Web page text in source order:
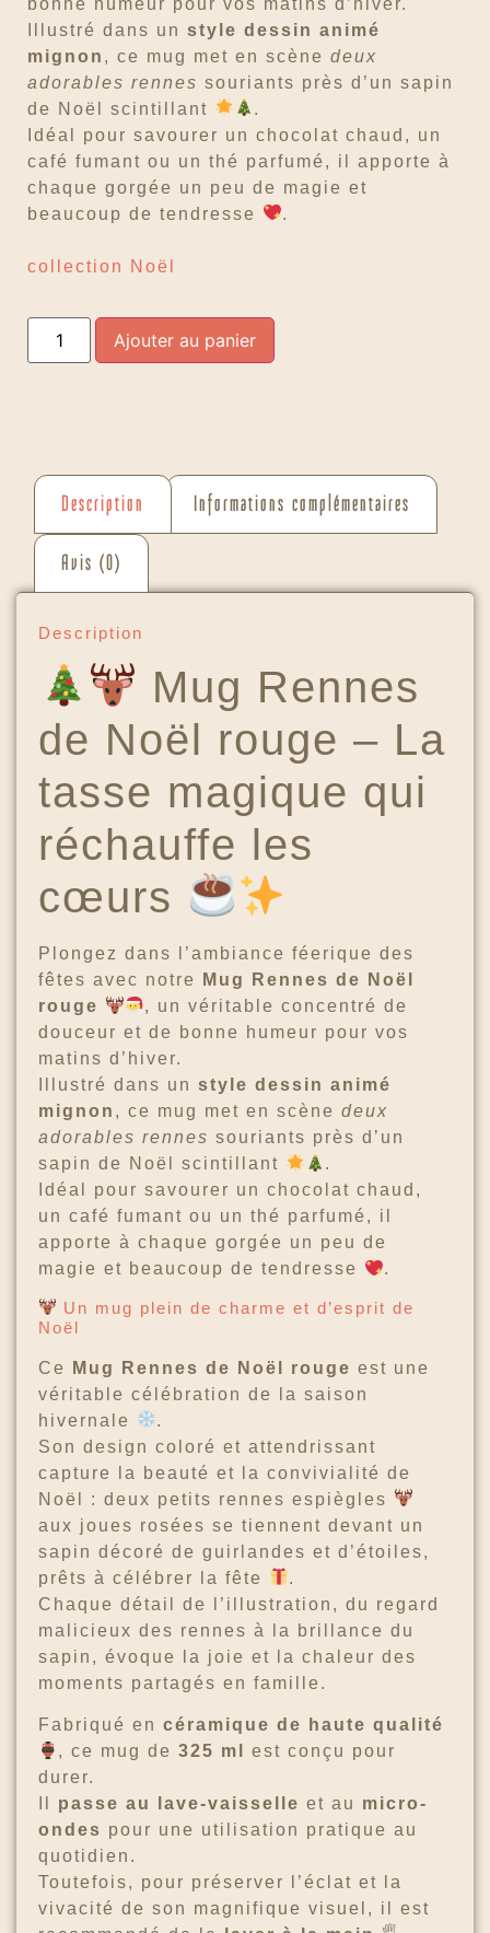
Illustré dans un style dessin animé
mignon , ce mug met en scène deux
adorables rennes souriants près d’un sapin
de Noël scintillant
.
Idéal pour savourer un chocolat chaud, un
café fumant ou un thé parfumé, il apporte à
chaque gorgée un peu de magie et
beaucoup de tendresse
.
collection Noël
Ajouter au panier
Description Informations complémentaires
Avis (0)
Description
Mug Rennes
de Noël rouge – La
tasse magique qui
réchauffe les
cœurs
Plongez dans l’ambiance féerique des
fêtes avec notre
Mug Rennes de Noël
rouge
, un véritable concentré de
douceur et de bonne humeur pour vos
matins d’hiver.
Illustré dans un style dessin animé
mignon , ce mug met en scène deux
adorables rennes souriants près d’un
sapin de Noël scintillant
.
Idéal pour savourer un chocolat chaud,
un café fumant ou un thé parfumé, il
apporte à chaque gorgée un peu de
magie et beaucoup de tendresse
.
Un mug plein de charme et d’esprit de
Noël
Ce Mug Rennes de Noël rouge est une
véritable célébration de la saison
hivernale
.
Son design coloré et attendrissant
capture la beauté et la convivialité de
Noël : deux petits rennes espiègles
aux joues rosées se tiennent devant un
sapin décoré de guirlandes et d’étoiles,
prêts à célébrer la fête
.
Chaque détail de l’illustration, du regard
malicieux des rennes à la brillance du
sapin, évoque la joie et la chaleur des
moments partagés en famille.
Fabriqué en céramique de haute qualité
, ce mug de325 ml
est conçu pour
durer.
passe au lave-vaisselle et au micro-
ondes pour une utilisation pratique au
quotidien.
Toutefois, pour préserver l’éclat et la
vivacité de son magnifique visuel, il est